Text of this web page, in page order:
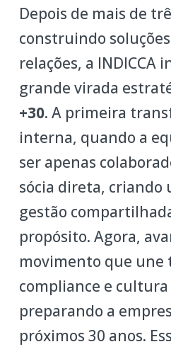
Depois de mais de
construindo
relações, a INDICCA
grande virada
+30. A primeira
interna, quando a
ser apenas
sócia direta, criando
gestão
propósito. Agora,
movimento que une
compliance e
preparando a
próximos 30 anos.